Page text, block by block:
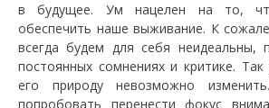
в будущее. Ум нацелен на то,
обеспечить наше выживание. К
всегда будем для себя неидеальны,
постоянных сомнениях и критике.
его природу невозможно
попробовать перенести фокус